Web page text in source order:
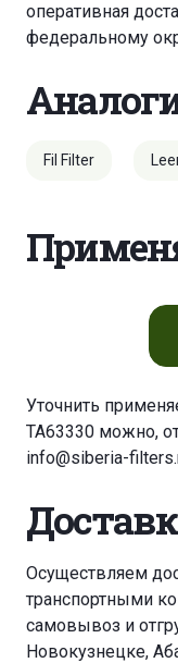
оперативная
федеральному
Fil Filter
Уточнить
TA63330 можно,
info@siberia-
Осуществляем
транспортными
самовывоз и
Новокузнецке,